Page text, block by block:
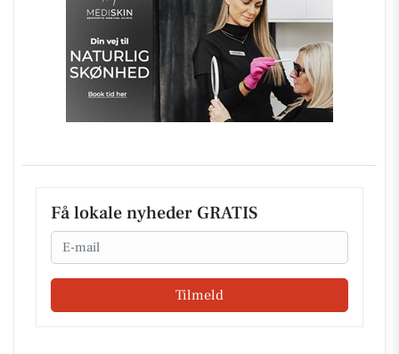
Få lokale nyheder GRATIS
Email
Tilmeld